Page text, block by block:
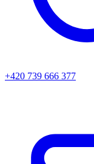
+420 739 666 377